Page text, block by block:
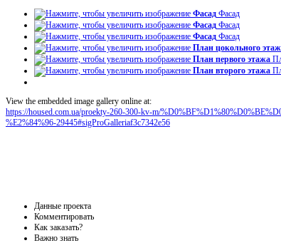
Фасад Фасад
Фасад Фасад
Фасад Фасад
План цокольного
План первого этажа
План второго этажа
View the embedded image gallery online at:
https://housed.com.ua/proekty-260-300-kv-m/
%E2%84%96-29445#sigProGalleriaf3c7342e56
Данные проекта
Комментировать
Как заказать?
Важно знать